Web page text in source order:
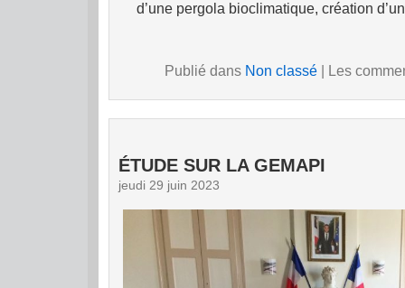
d’une pergola bioclimatique, création
Publié dans Non classé| Les
ÉTUDE SUR LA GEMAPI
jeudi 29 juin 2023